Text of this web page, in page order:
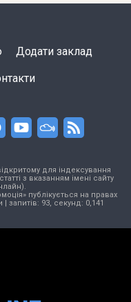
Додати заклад
для індексування
з вказанням імені сайту
публікується на правах
| запитів: 93, секунд: 0,141